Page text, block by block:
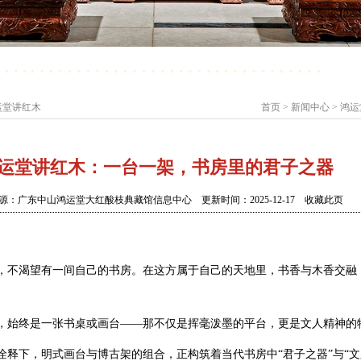
堂讲红木 首页 > 新闻中心 > 鸿
堂讲红木：一台一架，书房里的君子之器
：广东中山鸿运堂大红酸枝典藏馆信息中心 更新时间：2025-12-17 收藏此页
不渴望有一间自己的书房。在这方属于自己的天地里，书香与木香交融
始终是一张书桌或画台——那不仅是挥毫泼墨的平台，更是文人精神的
释下，明式画台与博古架的组合，正构筑着当代书房中“君子之器”与“